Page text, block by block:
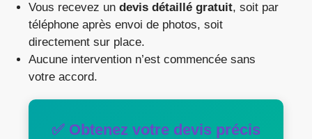
Vous recevez un devis détaillé gratuit, soit par
téléphone après envoi de photos, soit
directement sur place.
Aucune intervention n’est commencée sans
votre accord.
✅ Obtenez votre devis précis